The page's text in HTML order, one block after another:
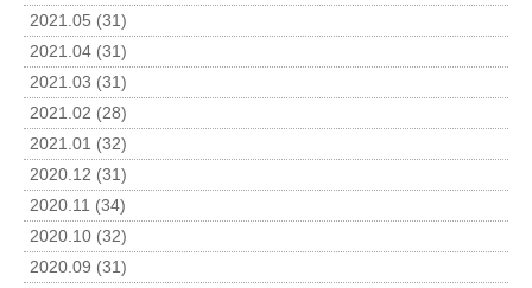
2021.05 (31)
2021.04 (31)
2021.03 (31)
2021.02 (28)
2021.01 (32)
2020.12 (31)
2020.11 (34)
2020.10 (32)
2020.09 (31)